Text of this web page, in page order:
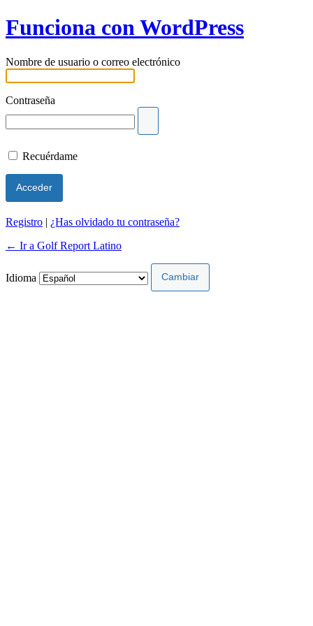
Funciona con WordPress
Nombre de usuario o correo electrónico
Contraseña
Recuérdame
Registro | ¿Has olvidado tu contraseña?
← Ir a Golf Report Latino
Idioma